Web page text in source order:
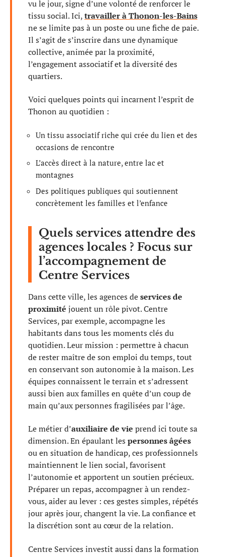
vu le jour, signe d’une volonté de renforcer le
tissu social. Ici,travailler à Thonon-les-Bains
ne se limite pas à un poste ou une fiche de paie.
Il s’agit de s’inscrire dans une dynamique
collective, animée par la proximité,
l’engagement associatif et la diversité des
quartiers.
Voici quelques points qui incarnent l’esprit de
Thonon au quotidien :
Un tissu associatif riche qui crée du lien et des
occasions de rencontre
L’accès direct à la nature, entre lac et
montagnes
Des politiques publiques qui soutiennent
concrètement les familles et l’enfance
Quels services attendre des
agences locales ? Focus sur
l’accompagnement de
Centre Services
Dans cette ville, les agences deservices de
proximité jouent un rôle pivot. Centre
Services, par exemple, accompagne les
habitants dans tous les moments clés du
quotidien. Leur mission : permettre à chacun
de rester maître de son emploi du temps, tout
en conservant son autonomie à la maison. Les
équipes connaissent le terrain et s’adressent
aussi bien aux familles en quête d’un coup de
main qu’aux personnes fragilisées par l’âge.
Le métier d’auxiliaire de vie prend ici toute sa
dimension. En épaulant les personnes âgées
ou en situation de handicap, ces professionnels
maintiennent le lien social, favorisent
l’autonomie et apportent un soutien précieux.
Préparer un repas, accompagner à un rendez-
vous, aider au lever : ces gestes simples, répétés
jour après jour, changent la vie. La confiance et
la discrétion sont au cœur de la relation.
Centre Services investit aussi dans la formation